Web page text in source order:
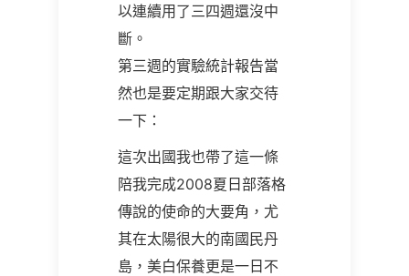
以連續用了三四週還沒中
斷。
第三週的實驗統計報告當
然也是要定期跟大家交待
一下：
這次出國我也帶了這一條
陪我完成2008夏日部落格
傳說的使命的大要角，尤
其在太陽很大的南國民丹
島，美白保養更是一日不